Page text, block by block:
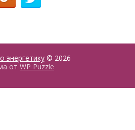
энергетику© 2026
от WP Puzzle